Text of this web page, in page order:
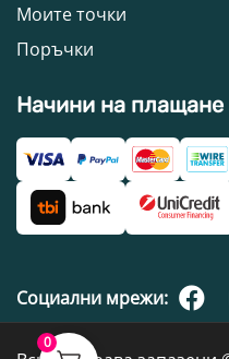
Моите точки
Поръчки
Начини на плащане
Социални мрежи:
0